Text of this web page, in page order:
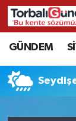
GÜNDEM
İzmir
İzmir